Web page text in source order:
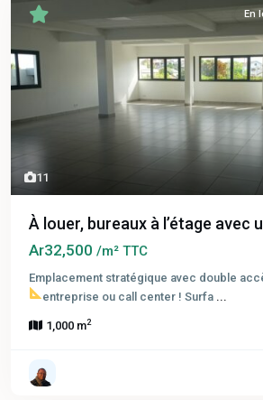
11
En
À louer, bureaux à l’étage avec
Ar32,500 /m² TTC
Emplacement stratégique avec double
entreprise ou call center ! Surfa ...
1,000 m2